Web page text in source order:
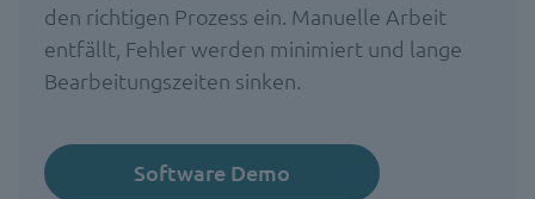
den richtigen Prozess ein. Manuelle Arbeit
entfällt, Fehler werden minimiert und lange
Bearbeitungszeiten sinken.
Software Demo